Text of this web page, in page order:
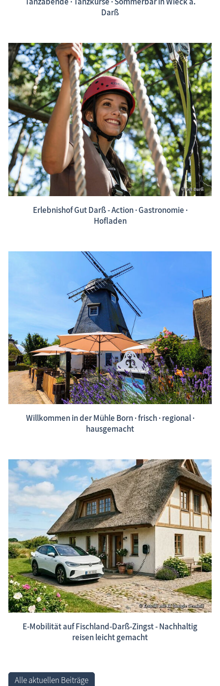
Darß
Erlebnishof Gut Darß - Action · Gastronomie ·
Hofladen
Willkommen in der Mühle Born · frisch · regional ·
hausgemacht
E-Mobilität auf Fischland-Darß-Zingst - Nachhaltig
reisen leicht gemacht
Alle aktuellen Beiträge